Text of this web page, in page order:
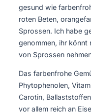
gesund wie
roten Beten,
Sprossen. Ich habe
genommen, ihr könnt
von Sprossen
Das farbenfrohe
Phytophenolen,
Carotin,
vor allem reich an